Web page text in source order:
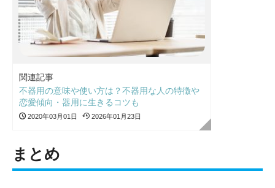
関連記事
不器用の意味や使い方は？不器用な人の特徴や
恋愛傾向・器用に生きるコツも
2020年03月01日 2026年01月23日
まとめ